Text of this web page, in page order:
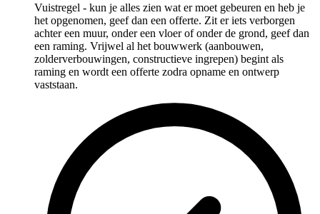
Vuistregel - kun je alles zien wat er moet gebeuren en heb je
het opgenomen, geef dan een offerte. Zit er iets verborgen
achter een muur, onder een vloer of onder de grond, geef dan
een raming. Vrijwel al het bouwwerk (aanbouwen,
zolderverbouwingen, constructieve ingrepen) begint als
raming en wordt een offerte zodra opname en ontwerp
vaststaan.